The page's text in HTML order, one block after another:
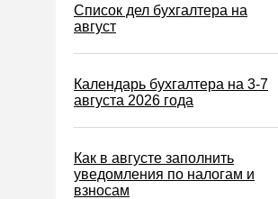
Налог на игорный бизнес
Акцизы
Возврат и зачет налогов
Налоговые проверки
Ответственность
Статистика
Список дел бухгалтера на
август
Календарь бухгалтера на 3-7
августа 2026 года
Как в августе заполнить
уведомления по налогам и
взносам